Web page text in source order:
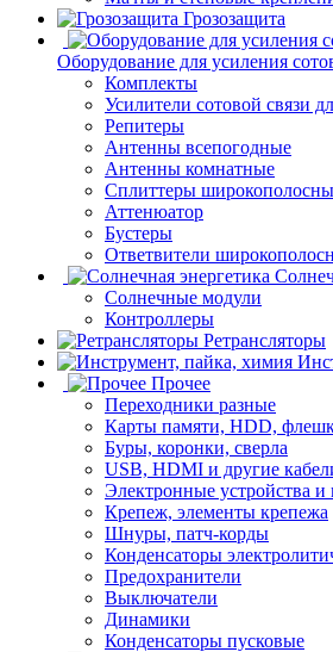
Грозозащита
Оборудование для усиления
Комплекты
Усилители сотовой связи
Репитеры
Антенны всепогодные
Антенны комнатные
Сплиттеры
Аттенюатор
Бустеры
Ответвители
Солнечные модули
Контроллеры
Ретрансляторы
Прочее
Переходники разные
Карты памяти, HDD,
Буры, коронки, сверла
USB, HDMI и другие
Электронные устройства
Крепеж, элементы крепежа
Шнуры, патч-корды
Конденсаторы
Предохранители
Выключатели
Динамики
Конденсаторы пусковые